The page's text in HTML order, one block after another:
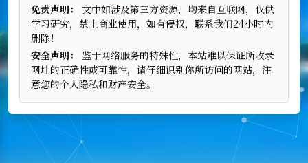
免责声明：
文中如涉及第三方资源，均来自互联网，仅供
学习研究，禁止商业使用，如有侵权，联系我们24小时内
删除！
安全声明：
鉴于网络服务的特殊性，本站难以保证所收录
网址的正确性或可靠性，请仔细识别你所访问的网站，注
意您的个人隐私和财产安全。